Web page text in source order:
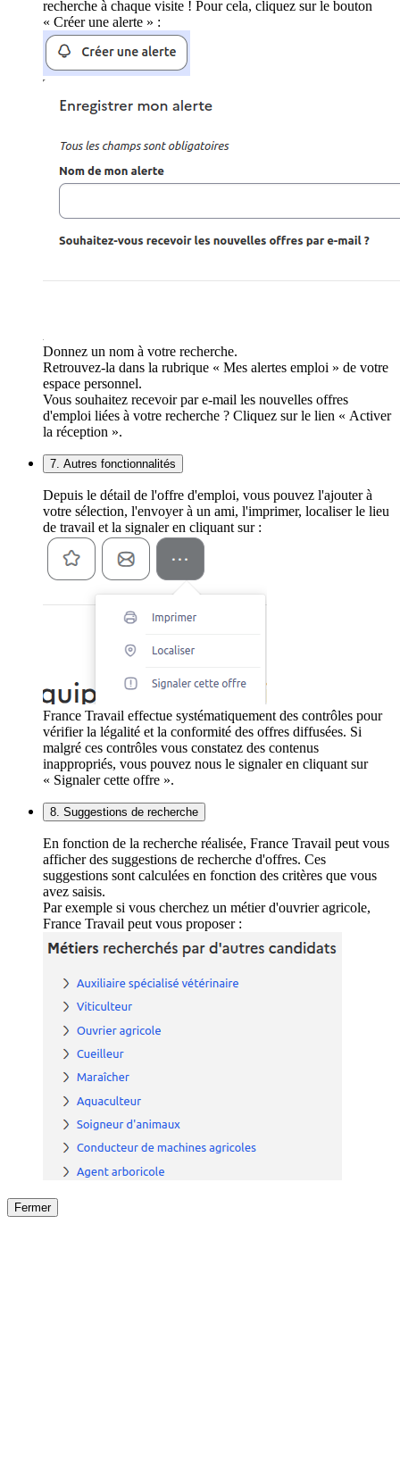
recherche à chaque visite ! Pour cela, cliquez sur le bouton
« Créer une alerte » :
Donnez un nom à votre recherche.
Retrouvez-la dans la rubrique « Mes alertes emploi » de votre
espace personnel.
Vous souhaitez recevoir par e-mail les nouvelles offres
d'emploi liées à votre recherche ? Cliquez sur le lien « Activer
la réception ».
7. Autres fonctionnalités
Depuis le détail de l'offre d'emploi, vous pouvez l'ajouter à
votre sélection, l'envoyer à un ami, l'imprimer, localiser le lieu
de travail et la signaler en cliquant sur :
France Travail effectue systématiquement des contrôles pour
vérifier la légalité et la conformité des offres diffusées. Si
malgré ces contrôles vous constatez des contenus
inappropriés, vous pouvez nous le signaler en cliquant sur
« Signaler cette offre ».
8. Suggestions de recherche
En fonction de la recherche réalisée, France Travail peut vous
afficher des suggestions de recherche d'offres. Ces
suggestions sont calculées en fonction des critères que vous
avez saisis.
Par exemple si vous cherchez un métier d'ouvrier agricole,
France Travail peut vous proposer :
Fermer